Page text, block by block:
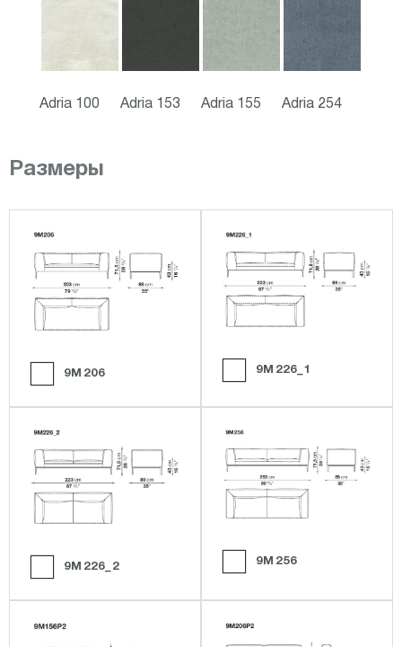
Adria 100 Adria 153 Adria 155 Adria 254
Размеры
9M206 9M226_1
9M226_2
9M256